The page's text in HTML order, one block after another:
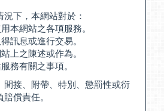
下，本網站對於：
本網站之各項服務。
訊息或進行交易。
上之陳述或作為。
務有關之事項。
間接、附帶、特別、懲罰性或衍
償責任。